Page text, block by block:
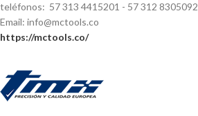
teléfonos: 57 313 4415201 - 57 312 8305092
Email: info@mctools.co
https://mctools.co/